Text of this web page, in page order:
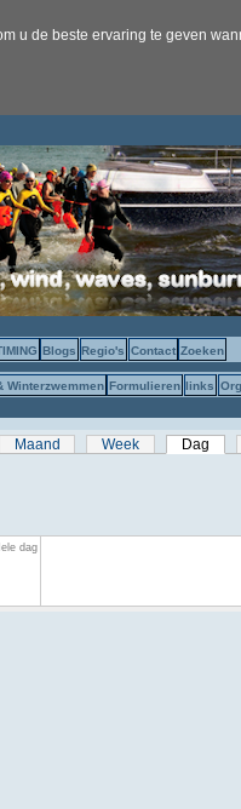
u de beste ervaring te geven
Blogs Regio's Contact Zoeken
Winterzwemmen Formulieren links
tabs
Maand Week Dag
dag